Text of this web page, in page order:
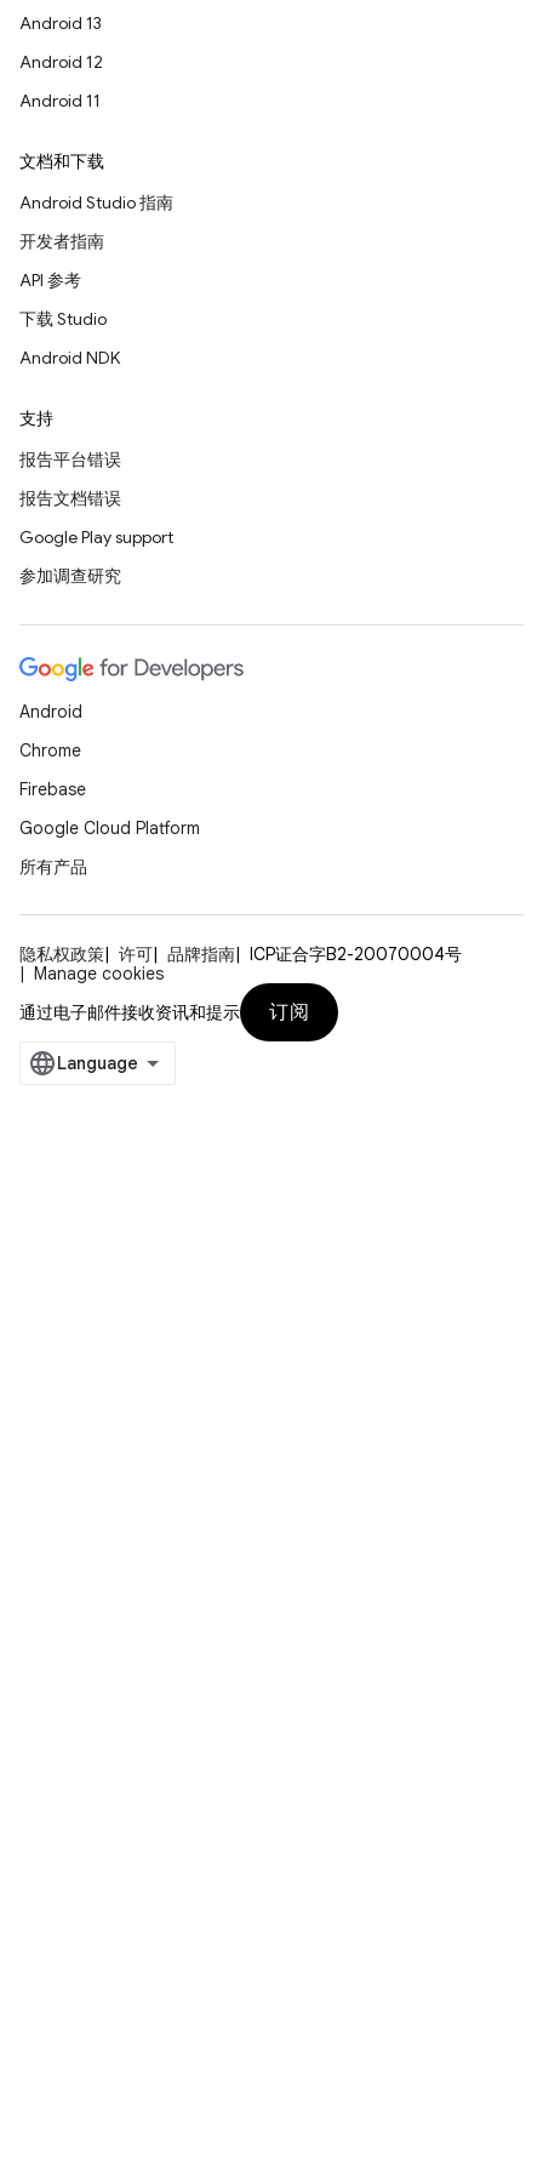
Android 13
Android 12
Android 11
文档和下载
Android Studio 指南
开发者指南
API 参考
下载 Studio
Android NDK
支持
报告平台错误
报告文档错误
Google Play support
参加调查研究
Android
Chrome
Firebase
Google Cloud Platform
所有产品
隐私权政策 许可 品牌指南
ICP证合字B2-20070004号
Manage cookies
通过电子邮件接收资讯和提示
订阅